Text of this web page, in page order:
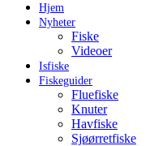
Hjem
Nyheter
Fiske
Videoer
Isfiske
Fiskeguider
Fluefiske
Knuter
Havfiske
Sjøørretfiske